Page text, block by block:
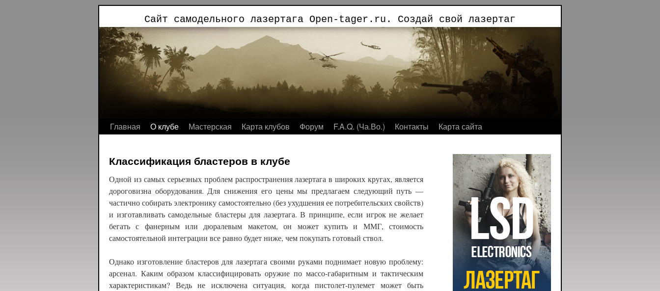
Сайт самодельного лазертага Open-tager.ru. Создай свой лазертаг
Главная О клубе Мастерская Карта клубов Форум F.A.Q. (Ча.Во.) Контакты Карта сайта
Классификация бластеров в клубе
Одной из самых серьезных проблем распространения лазертага в широких кругах, является
дороговизна оборудования. Для снижения его цены мы предлагаем следующий путь —
частично собирать электронику самостоятельно (без ухудшения ее потребительских свойств)
и изготавливать самодельные бластеры для лазертага. В принципе, если игрок не желает
бегать с фанерным или дюралевым макетом, он может купить и ММГ, стоимость
самостоятельной интеграции все равно будет ниже, чем покупать готовый ствол.
Однако изготовление бластеров для лазертага своими руками поднимает новую проблему:
арсенал. Каким образом классифицировать оружие по массо-габаритным и тактическим
характеристикам? Ведь не исключена ситуация, когда пистолет-пулемет может быть